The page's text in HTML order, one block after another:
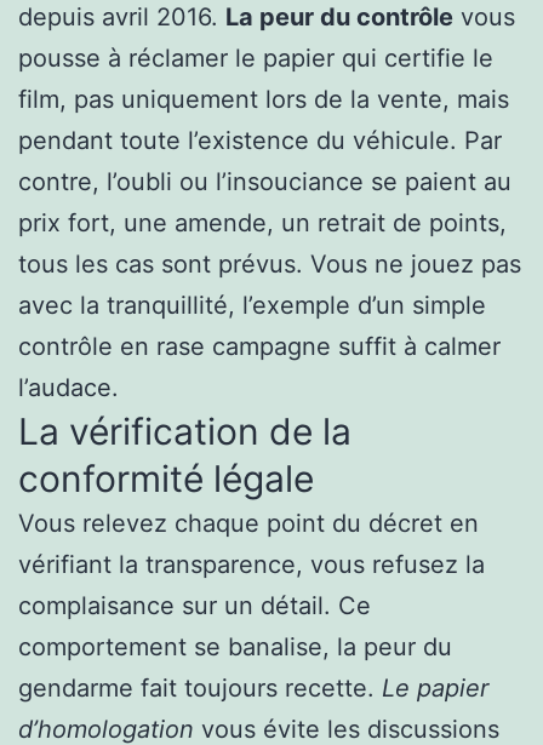
depuis avril 2016. La peur du contrôle vous
pousse à réclamer le papier qui certifie le
film, pas uniquement lors de la vente, mais
pendant toute l’existence du véhicule. Par
contre, l’oubli ou l’insouciance se paient au
prix fort, une amende, un retrait de points,
tous les cas sont prévus. Vous ne jouez pas
avec la tranquillité, l’exemple d’un simple
contrôle en rase campagne suffit à calmer
l’audace.
La vérification de la
conformité légale
Vous relevez chaque point du décret en
vérifiant la transparence, vous refusez la
complaisance sur un détail. Ce
comportement se banalise, la peur du
gendarme fait toujours recette. Le papier
d’homologation vous évite les discussions